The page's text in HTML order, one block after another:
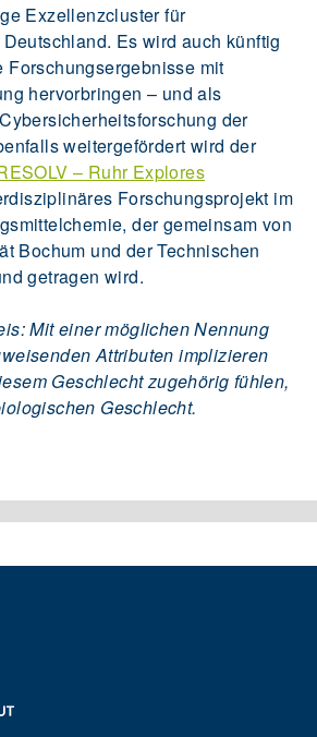
Exzellenzcluster für
Es wird auch künftig
Forschungsergebnisse mit
hervorbringen – und als
der
weitergefördert wird der
– Ruhr Explores
Forschungsprojekt im
der gemeinsam von
Bochum und der Technischen
getragen wird.
Mit einer möglichen Nennung
Attributen implizieren
Geschlecht zugehörig fühlen,
Geschlecht.